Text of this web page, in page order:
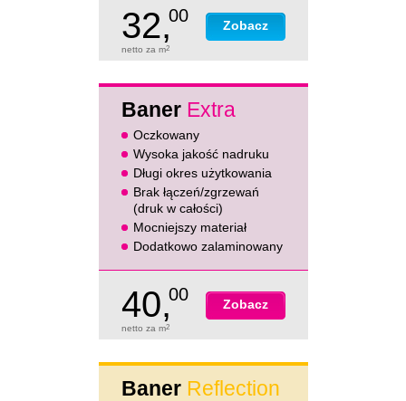
Zobacz
32,00
netto za m2
Baner Extra
Oczkowany
Wysoka jakość nadruku
Długi okres użytkowania
Brak łączeń/zgrzewań
(druk w całości)
Mocniejszy materiał
Dodatkowo zalaminowany
Zobacz
40,00
netto za m2
Baner Reflection